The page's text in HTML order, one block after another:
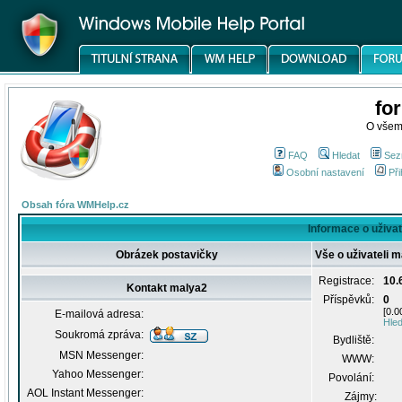
O
FAQ Hledat
Osobní nastavení
Obsah fóra WMHelp.cz
Informace o
Obrázek postavičky Vše o uživateli
Registrace:
Příspěvků:
0
Bydliště:
WWW:
Povolání:
Zájmy:
Kontakt malya2
E-mailová adresa:
Soukromá zpráva:
MSN Messenger:
Yahoo Messenger:
AOL Instant Messenger: